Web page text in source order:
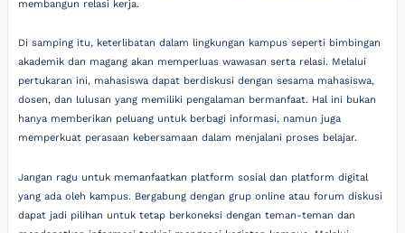
membangun relasi kerja.
Di samping itu, keterlibatan dalam lingkungan kampus seperti bimbingan
akademik dan magang akan memperluas wawasan serta relasi. Melalui
pertukaran ini, mahasiswa dapat berdiskusi dengan sesama mahasiswa,
dosen, dan lulusan yang memiliki pengalaman bermanfaat. Hal ini bukan
hanya memberikan peluang untuk berbagi informasi, namun juga
memperkuat perasaan kebersamaan dalam menjalani proses belajar.
Jangan ragu untuk memanfaatkan platform sosial dan platform digital
yang ada oleh kampus. Bergabung dengan grup online atau forum diskusi
dapat jadi pilihan untuk tetap berkoneksi dengan teman-teman dan